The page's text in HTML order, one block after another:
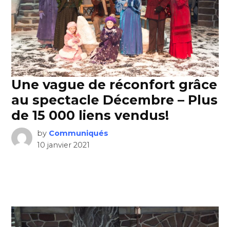
Une vague de réconfort grâce
au spectacle Décembre – Plus
de 15 000 liens vendus!
by Communiqués
10 janvier 2021